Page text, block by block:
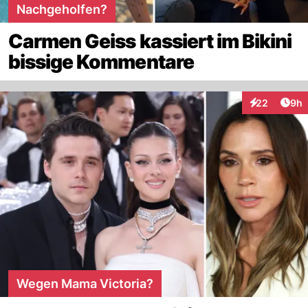
Nachgeholfen?
Carmen Geiss kassiert im Bikini
bissige Kommentare
22
Interaktionen
9h
Wegen Mama Victoria?